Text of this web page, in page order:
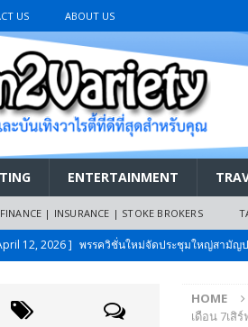
US ABOUT US
ENTERTAINMENT
FINANCE | INSURANCE | STOKE BROKERS
12, 2026 ] พรรควิชั่นใหม่จัดประชุมใหญ่สามัญ
26, 2026 ]
เริ่มแล้วงานมหกรรมยานยนต์
HOME
เดือน 7เสิ